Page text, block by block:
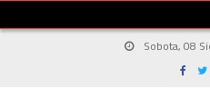
Sobota, 08